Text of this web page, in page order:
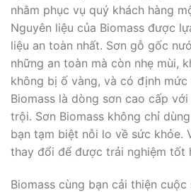
nhằm phục vụ quý khách hàng
Nguyên liệu của Biomass được
liệu an toàn nhất. Sơn gỗ gốc
những an toàn mà còn nhẹ mùi,
không bị ố vàng, và có định mức
Biomass là dòng sơn cao cấp
trội. Sơn Biomass không chỉ
bạn tạm biệt nỗi lo về sức khỏe.
thay đổi để được trải nghiệm tốt
Biomass cùng bạn cải thiện